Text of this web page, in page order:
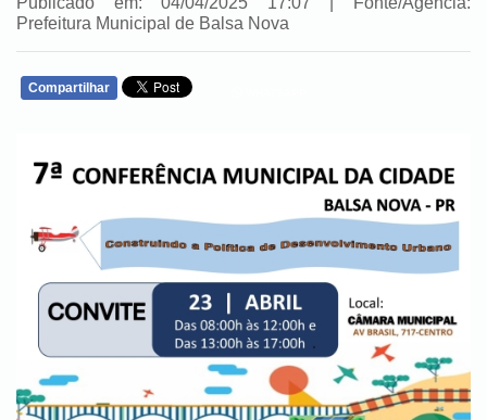
Prefeitura Municipal de Balsa Nova
Compartilhar